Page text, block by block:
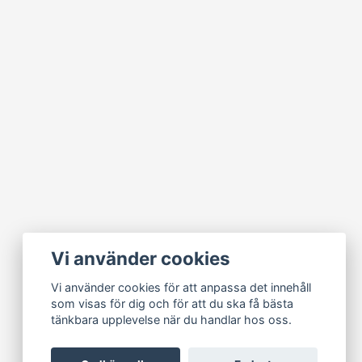
Vi använder cookies
Vi använder cookies för att anpassa det innehåll
som visas för dig och för att du ska få bästa
tänkbara upplevelse när du handlar hos oss.